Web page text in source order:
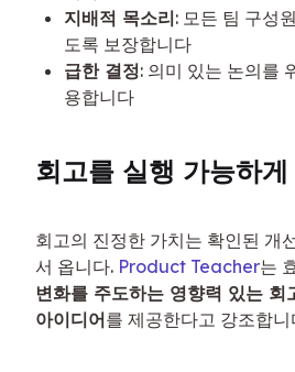
지배적 목소리: 모든 팀 구성
도록 보장합니다
급한 결정: 의미 있는 논의를
용합니다
회고를 실행 가능하
회고의 진정한 가치는 확인된 개
서 옵니다. Product Teacher는
변화를 주도하는 영향력 있는 회
아이디어를 제공한다고 강조합니